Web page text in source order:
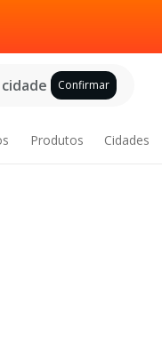
Confirmar
Produtos Cidades